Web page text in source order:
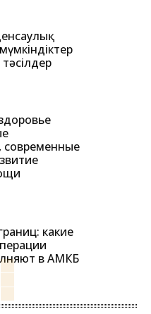
современные
какие
в АМКБ